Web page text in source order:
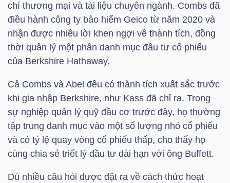
chí thương mại và tài liệu chuyên ngành. Combs đã
điều hành công ty bảo hiểm Geico từ năm 2020 và
nhận được nhiều lời khen ngợi về thành tích, đồng
thời quản lý một phần danh mục đầu tư cổ phiếu
của Berkshire Hathaway.
Cả Combs và Abel đều có thành tích xuất sắc trước
khi gia nhập Berkshire, như Kass đã chỉ ra. Trong
sự nghiệp quản lý quỹ đầu cơ trước đây, họ thường
tập trung danh mục vào một số lượng nhỏ cổ phiếu
và có tỷ lệ quay vòng cổ phiếu thấp, cho thấy họ
cùng chia sẻ triết lý đầu tư dài hạn với ông Buffett.
Dù nhiều câu hỏi được đặt ra về cách thức hoạt
vụ
tạo
chính